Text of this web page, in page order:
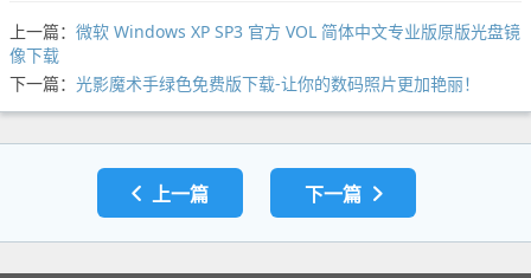
上一篇： 微软 Windows XP SP3 官方 VOL 简体中文专业版原版光盘镜
像下载
下一篇： 光影魔术手绿色免费版下载-让你的数码照片更加艳丽！
上一篇 下一篇